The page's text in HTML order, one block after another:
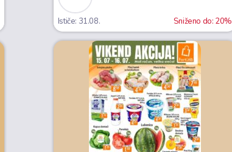
Ističe: 31.08. Sniženo do: 20%